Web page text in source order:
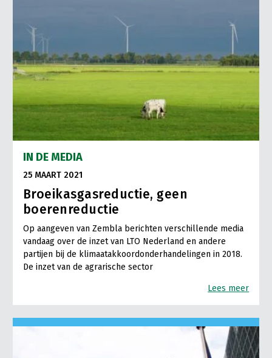
IN DE MEDIA
25 MAART 2021
Broeikasgasreductie, geen
boerenreductie
Op aangeven van Zembla berichten verschillende media
vandaag over de inzet van LTO Nederland en andere
partijen bij de klimaatakkoordonderhandelingen in 2018.
De inzet van de agrarische sector
Lees meer